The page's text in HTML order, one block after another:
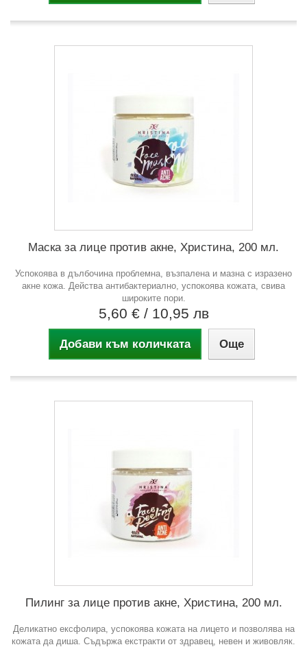
Маска за лице против акне, Христина, 200 мл.
Успокоява в дълбочина проблемна, възпалена и мазна с изразено
акне кожа. Действа антибактериално, успокоява кожата, свива
широките пори.
5,60 € / 10,95 лв
Добави към количката Още
Пилинг за лице против акне, Христина, 200 мл.
Деликатно ексфолира, успокоява кожата на лицето и позволява на
кожата да диша. Съдържа екстракти от здравец, невен и живовляк.